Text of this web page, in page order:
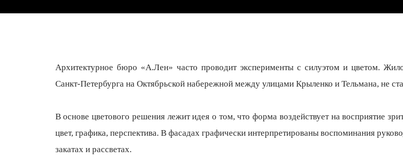
Архитектурное бюро «А.Лен» часто проводит эксперименты с силуэтом и цветом.
Санкт-Петербурга на Октябрьской набережной между улицами Крыленко и Тельмана, не
В основе цветового решения лежит идея о том, что форма воздействует на восприятие
цвет, графика, перспектива. В фасадах графически интерпретированы воспоминания
закатах и рассветах.